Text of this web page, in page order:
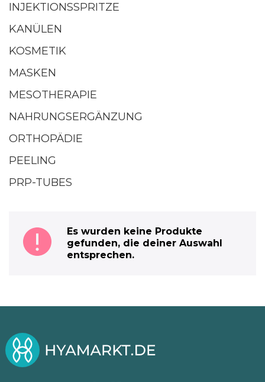
INJEKTIONSSPRITZE
KANÜLEN
KOSMETIK
MASKEN
MESOTHERAPIE
NAHRUNGSERGÄNZUNG
ORTHOPÄDIE
PEELING
PRP-TUBES
Es wurden keine Produkte
gefunden, die deiner Auswahl
entsprechen.